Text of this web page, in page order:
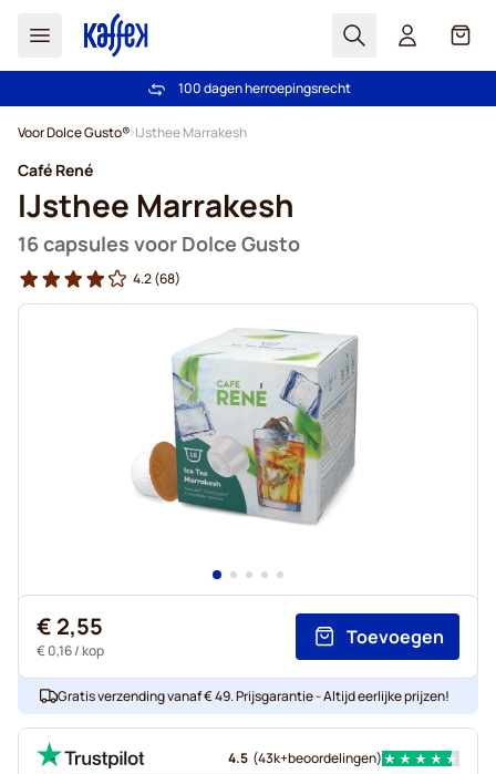
Zoek Cart
Gratis verzending vanaf € 49
100 dagen herroepingsrecht
Voor Dolce Gusto® IJsthee Marrakesh
Café René
IJsthee Marrakesh
16 capsules voor Dolce Gusto
4.2(68)
€ 2,55
€ 0,16/ kop
Toevoegen
Gratis verzending vanaf € 49. Prijsgarantie - Altijd eerlijke prijzen!
4.5 (43k+beoordelingen)